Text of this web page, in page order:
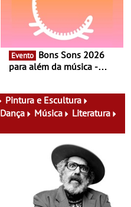
Evento
para além da música -
atividades para toda a
família e muito mais
Pintura e Escultura
Dança Música
Literatura